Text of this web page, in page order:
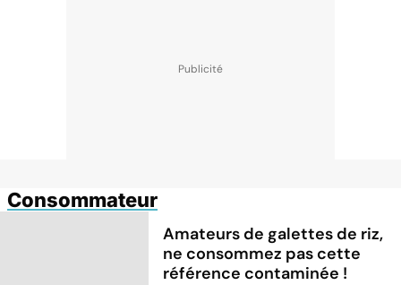
Consommateur
Amateurs de galettes de riz,
ne consommez pas cette
référence contaminée !